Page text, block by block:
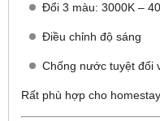
Đổi 3 màu: 3000K –
Điều chỉnh độ sáng
Chống nước tuyệt đối
Rất phù hợp cho